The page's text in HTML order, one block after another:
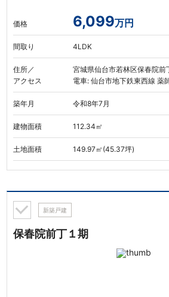
価格 6,099万円
間取り 4LDK
住所／
アクセス
宮城県仙台市若林区保春院前
電車: 仙台市地下鉄東西線 薬
築年月 令和8年7月
建物面積 112.34㎡
土地面積 149.97㎡(45.37坪)
新築戸建
保春院前丁１期